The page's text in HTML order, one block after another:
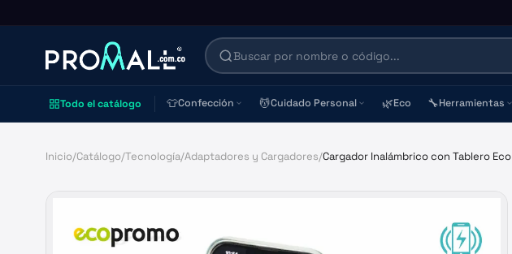
Todo el catálogo 👕Confección 💆Cuidado Personal 🌿Eco 🔧Herramientas
Inicio/Catálogo/Tecnología/Adaptadores y Cargadores/Cargador Inalámbrico con Tablero Eco